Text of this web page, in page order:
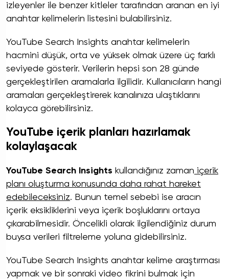
izleyenler ile benzer kitleler tarafından aranan en iyi
anahtar kelimelerin listesini bulabilirsiniz.
YouTube Search Insights anahtar kelimelerin
hacmini düşük, orta ve yüksek olmak üzere üç farklı
seviyede gösterir. Verilerin hepsi son 28 günde
gerçekleştirilen aramalarla ilgilidir. Kullanıcıların hangi
aramaları gerçekleştirerek kanalınıza ulaştıklarını
kolayca görebilirsiniz.
YouTube içerik planları hazırlamak
kolaylaşacak
YouTube Search Insights kullandığınız zaman içerik
planı oluşturma konusunda daha rahat hareket
edebileceksiniz. Bunun temel sebebi ise aracın
içerik eksikliklerini veya içerik boşluklarını ortaya
çıkarabilmesidir. Öncelikli olarak ilgilendiğiniz durum
buysa verileri filtreleme yoluna gidebilirsiniz.
YouTube Search Insights anahtar kelime araştırması
yapmak ve bir sonraki video fikrini bulmak için